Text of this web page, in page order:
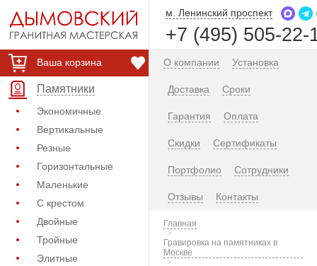
Ваша корзина
Памятники
Экономичные
Вертикальные
Резные
Горизонтальные
Маленькие
С крестом
Двойные
Тройные
Элитные
м. Ленинский проспект
+7 (495) 505-22-
О компании Установка
Доставка Сроки
Гарантия Оплата
Скидки Сертификаты
Портфолио Сотрудники
Отзывы Контакты
Главная
Гравировка на памятниках в
Москве